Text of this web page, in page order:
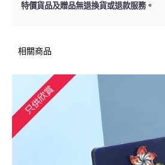
特價貨品及贈品無退換貨或退款服務。
相關商品
只供欣賞